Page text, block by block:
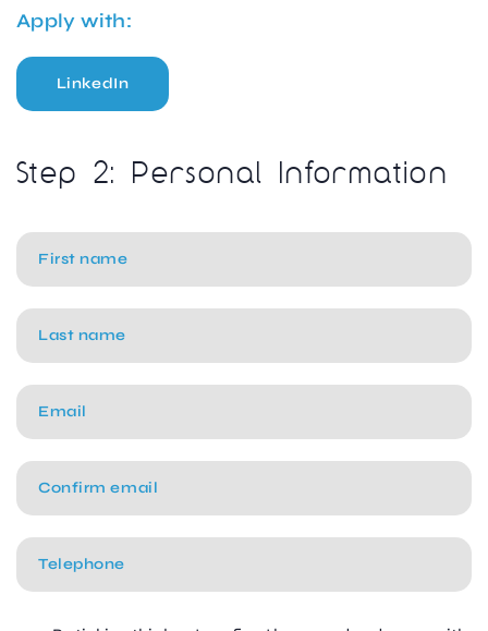
Apply with:
LinkedIn
Step 2: Personal Information